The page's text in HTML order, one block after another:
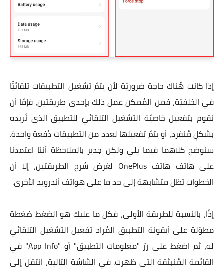
إذا كانت هُناك حاجة ضروريّة لأن يتمّ تشغيل التطبيقات تلقائيًّا
في الخلفيّة، فمن المُمكن عمل ذلك بإحدى طريقتين، فإمّا أن
نقوم بتفعيل خاصيّة التشغيل التلقائيّ للتطبيق الذي نُريده
بشكلٍ مُنفرد، أو يتمّ تفعيلها لعدد من التطبيقات دُفعة واحدة.
سنوضح كلاهما فيما يلي ولكن جدير بالملاحظة أننا اعتمدنا
على هاتف هاتف OnePlus لغرض شرح الطريقتين، إلا أن
الخطوات تظل متشابهة إلى حد ما على هواتف أندرويد الأخرى.
إذًا، بالنسبة للطريقة الأولى، فكل ما عليك هو الضغط ضغطة
مطوّلة على أيقونة التطبيق المُراد تفعيل التشغيل التلقائيّ
له، ثم
اضغط على زرّ "معلومات التطبيق" أو "App Info" في
القائمة المُنبثقة التي ظهرت. في الشاشة التالية، انتقل إلى